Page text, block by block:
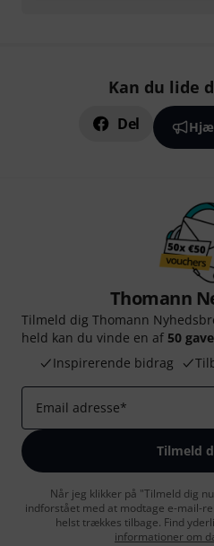
Kan du lide
Del
Thomann
Tilmeld dig Thomann
held kan du vinde en af 50
Inspirerende bidrag
Email adresse*
Tilmeld
Når jeg klikker på "Tilmeld dig
indforstået med at modtage e-mail-
helst trækkes tilbage. Find
informationer om